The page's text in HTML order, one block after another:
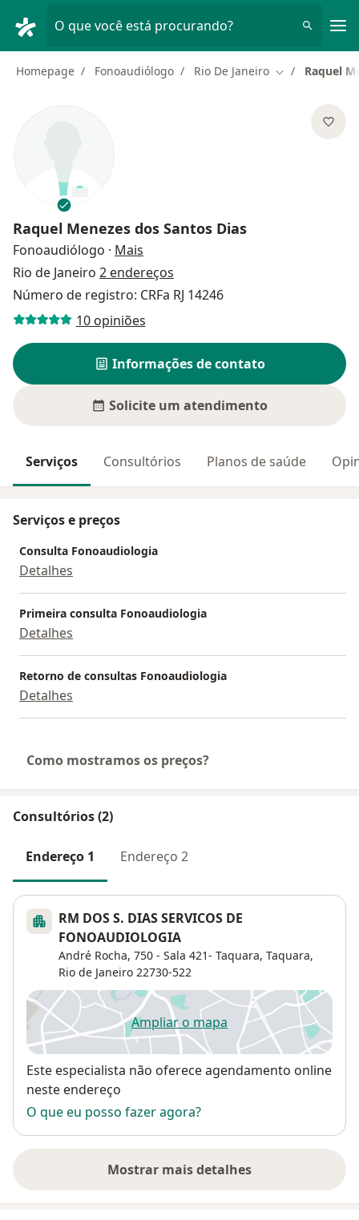
O que você está procurando?
Homepage Fonoaudiólogo Rio De Janeiro Mudar de
Raquel
Raquel Menezes dos Santos Dias
Fonoaudiólogo · Mais
Rio de Janeiro 2 endereços
Número de registro: CRFa RJ 14246
10 opiniões
Informações de contato
Solicite um atendimento
Serviços Consultórios Planos de saúde
Serviços e preços
Consulta Fonoaudiologia
Detalhes
Primeira consulta Fonoaudiologia
Detalhes
Retorno de consultas Fonoaudiologia
Detalhes
Como mostramos os preços?
Consultórios (2)
Endereço 1 Endereço 2
RM DOS S. DIAS SERVICOS DE
FONOAUDIOLOGIA
André Rocha, 750 - Sala 421- Taquara, Taquara,
Rio de Janeiro 22730-522
Ampliar o mapaabre num novo separador
Disponibilidade
Este especialista não oferece agendamento online
neste endereço
O que eu posso fazer agora?
Mostrar mais detalhes
sobre o endereço